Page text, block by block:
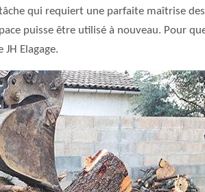
qui requiert une parfaite maîtrise des
puisse être utilisé à nouveau. Pour
Elagage.